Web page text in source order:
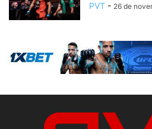
PVT - 26 de